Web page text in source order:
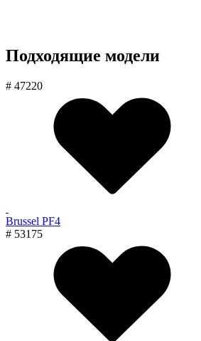
Подходящие модели
# 47220
Brussel PF4
# 53175